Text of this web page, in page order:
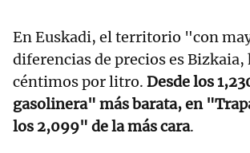
En Euskadi, el territorio "con
diferencias de precios es Bizkaia,
céntimos por litro. Desde los
gasolinera" más barata, en
los 2,099" de la más cara.